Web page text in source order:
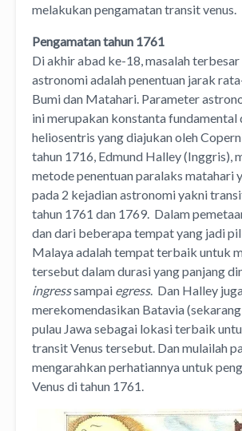
melakukan pengamatan transit venus.
Pengamatan tahun 1761
Di akhir abad ke-18, masalah
astronomi adalah penentuan jarak
Bumi dan Matahari. Parameter
ini merupakan konstanta fundamental
heliosentris yang diajukan oleh
tahun 1716, Edmund Halley (Inggris),
metode penentuan paralaks matahari
pada 2 kejadian astronomi yakni
tahun 1761 dan 1769. Dalam
dan dari beberapa tempat yang jadi
Malaya adalah tempat terbaik untuk
tersebut dalam durasi yang panjang
ingresssampai egress. Dan Halley
merekomendasikan Batavia
pulau Jawa sebagai lokasi terbaik
transit Venus tersebut. Dan mulailah
mengarahkan perhatiannya untuk
Venus di tahun 1761.